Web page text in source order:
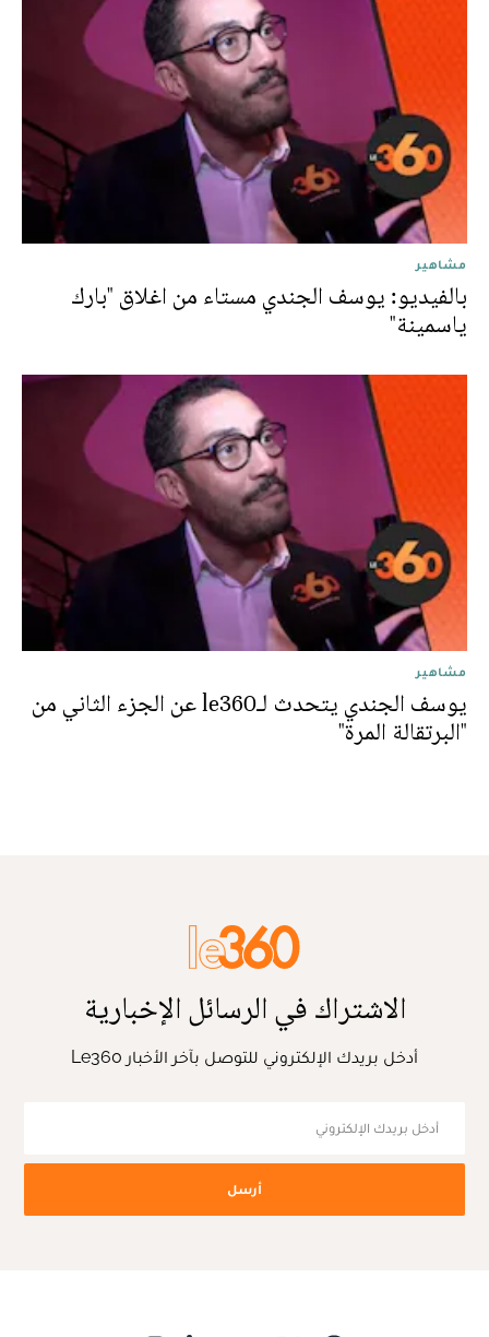
مشاهير
بالفيديو: يوسف الجندي مستاء من اغلاق "بارك
ياسمينة"
مشاهير
يوسف الجندي يتحدث لـle360 عن الجزء الثاني من
"البرتقالة المرة"
الاشتراك في الرسائل الإخبارية
أدخل بريدك الإلكتروني للتوصل بآخر الأخبار Le360
أرسل